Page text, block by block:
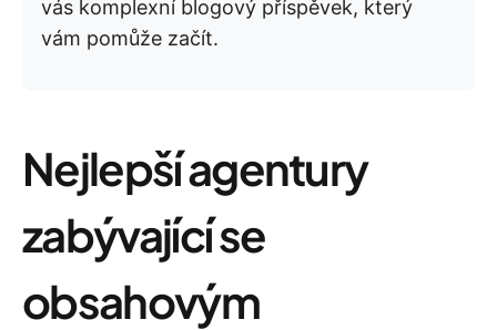
vás komplexní blogový příspěvek, který
vám pomůže začít.
Nejlepší agentury
zabývající se
obsahovým